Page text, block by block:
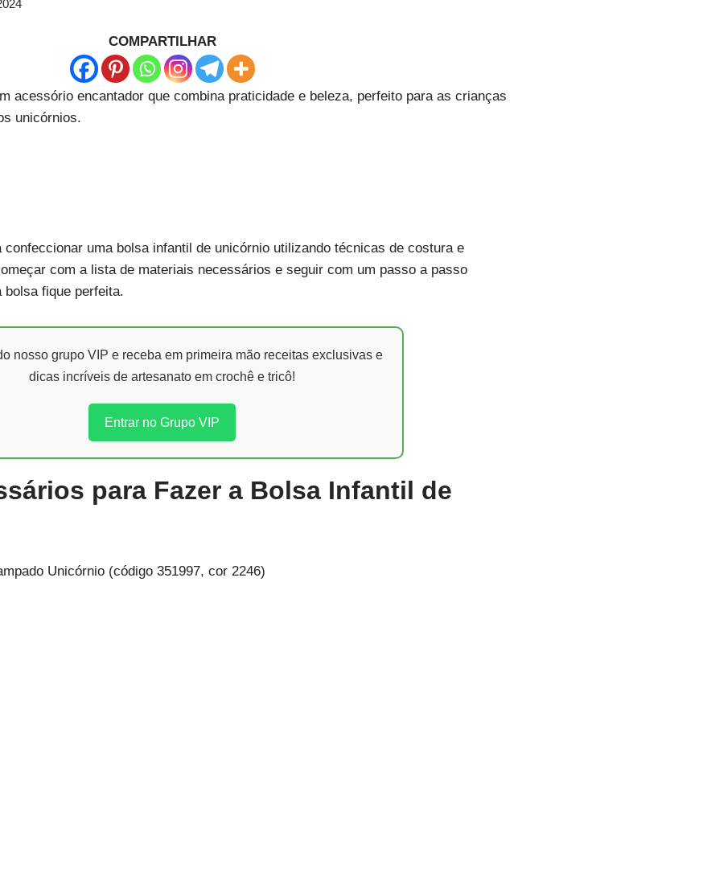
COMPARTILHAR
acessório encantador que combina praticidade e beleza, perfeito para as crianças
unicórnios.
uma bolsa infantil de unicórnio utilizando técnicas de costura e
com a lista de materiais necessários e seguir com um passo a passo
bolsa fique perfeita.
nosso grupo VIP e receba em primeira mão receitas exclusivas e
dicas incríveis de artesanato em crochê e tricô!
Entrar no Grupo VIP
para Fazer a Bolsa Infantil de
Unicórnio (código 351997, cor 2246)